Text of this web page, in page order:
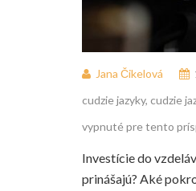
Jana Čikelová
cudzie jazyky, cudzie
vypnuté pre tento
Investície do
prinášajú? Aké